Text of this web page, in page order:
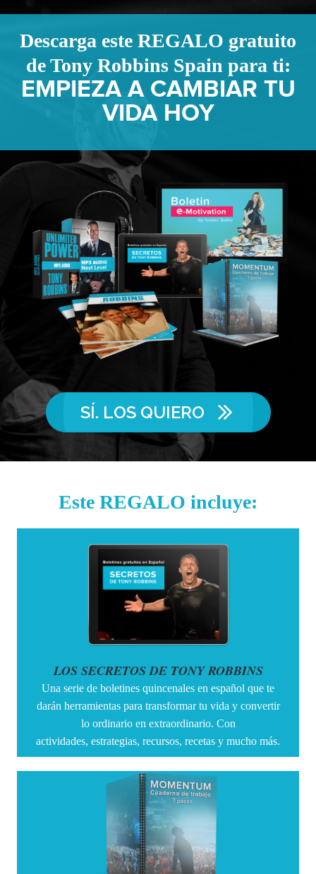
contenido
Descarga este REGALO gratuito
de Tony Robbins Spain para ti:
EMPIEZA A CAMBIAR TU
VIDA HOY
SÍ. LOS QUIERO
Este REGALO incluye:
LOS SECRETOS DE TONY ROBBINS
Una serie de boletines quincenales en español que te
darán herramientas para transformar tu vida y convertir
lo ordinario en extraordinario. Con
actividades, estrategias, recursos, recetas y mucho más.